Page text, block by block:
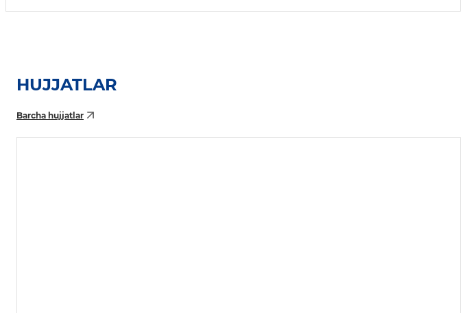
HUJJATLAR
Barcha hujjatlar